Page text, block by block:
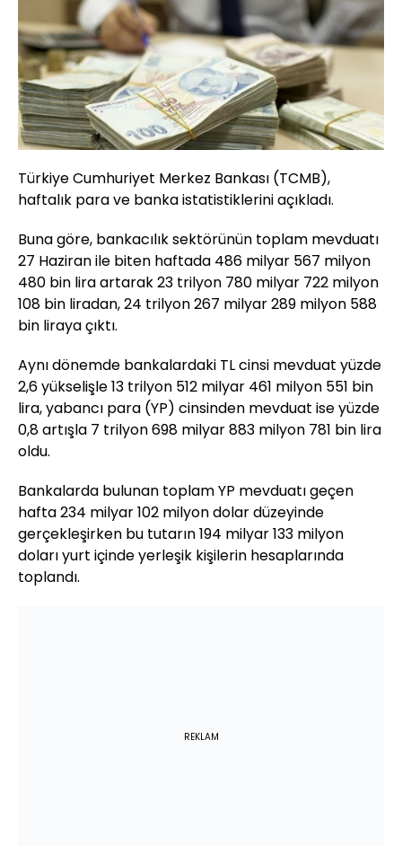
Türkiye Cumhuriyet Merkez Bankası (TCMB),
haftalık para ve banka istatistiklerini açıkladı.
Buna göre, bankacılık sektörünün toplam mevduatı
27 Haziran ile biten haftada 486 milyar 567 milyon
480 bin lira artarak 23 trilyon 780 milyar 722 milyon
108 bin liradan, 24 trilyon 267 milyar 289 milyon 588
bin liraya çıktı.
Aynı dönemde bankalardaki TL cinsi mevduat yüzde
2,6 yükselişle 13 trilyon 512 milyar 461 milyon 551 bin
lira, yabancı para (YP) cinsinden mevduat ise yüzde
0,8 artışla 7 trilyon 698 milyar 883 milyon 781 bin lira
oldu.
Bankalarda bulunan toplam YP mevduatı geçen
hafta 234 milyar 102 milyon dolar düzeyinde
gerçekleşirken bu tutarın 194 milyar 133 milyon
doları yurt içinde yerleşik kişilerin hesaplarında
toplandı.
REKLAM